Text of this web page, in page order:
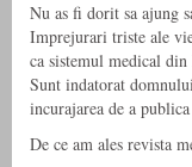
Nu as fi dorit sa ajung
Imprejurari triste ale
ca sistemul medical
Sunt indatorat
incurajarea de a
De ce am ales revista